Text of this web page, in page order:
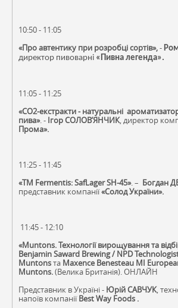
10:50 - 11:05
«Про автентику при розробці сортів»,-
директор пивоварні «Пивна легенда».
11:05 - 11:25
«СО2-екстракти - натуральні
пива». - Ігор СОЛОВ’ЯНЧИК, директор
Прома».
11:25 - 11:45
«TM Fermentis: SafLager SH-45». – Богдан
представник компанії«Солод України».
11:45 - 12:10
«Muntons. Технології вирощування та
Benjamin Saward Brewing / NPD
Muntonsта Maxence Benesteau MI
Muntons.(Велика Британія). ОНЛАЙН
Представник в Україні - Юрій САВЧУК,
напоїв компаніїBest Way Foods .